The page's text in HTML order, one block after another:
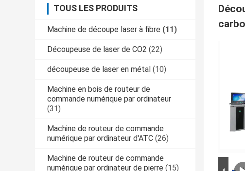
TOUS LES PRODUITS
Machine de découpe laser à fibre (11)
Découpeuse de laser de CO2 (22)
découpeuse de laser en métal (10)
Machine en bois de routeur de
commande numérique par ordinateur
(31)
Machine de routeur de commande
numérique par ordinateur d'ATC (26)
Machine de routeur de commande
numérique par ordinateur de pierre (15)